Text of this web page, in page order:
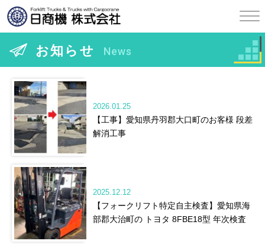
お知らせ News
2026.01.25
【工事】愛知県丹羽郡大口町のお客様 段差
解消工事
2025.12.12
【フォークリフト特定自主検査】愛知県海
部郡大治町の トヨタ 8FBE18型 年次検査